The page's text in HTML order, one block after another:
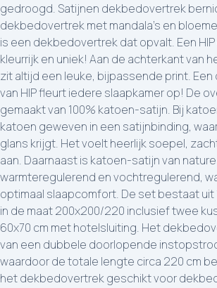
gedroogd. Satijnen dekbedovertrek
dekbedovertrek met mandala's en
is een dekbedovertrek dat opvalt. Een
kleurrijk en uniek! Aan de achterkant van
zit altijd een leuke, bijpassende print.
van HIP fleurt iedere slaapkamer op! De
gemaakt van 100% katoen-satijn. Bij
katoen geweven in een satijnbinding,
glans krijgt. Het voelt heerlijk soepel,
aan. Daarnaast is katoen-satijn van
warmteregulerend en vochtregulerend,
optimaal slaapcomfort. De set bestaat
in de maat 200x200/220 inclusief twee
60x70 cm met hotelsluiting. Het
van een dubbele doorlopende
waardoor de totale lengte circa 220 cm
het dekbedovertrek geschikt voor